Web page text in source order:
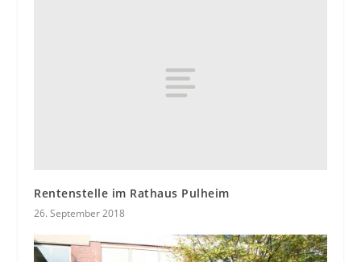
Rentenstelle im Rathaus Pulheim
26. September 2018